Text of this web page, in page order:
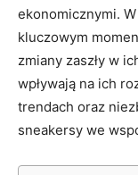
ekonomicznymi.
kluczowym
zmiany zaszły w
wpływają na ich
trendach oraz
sneakersy we